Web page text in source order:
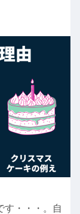
す・・・。自